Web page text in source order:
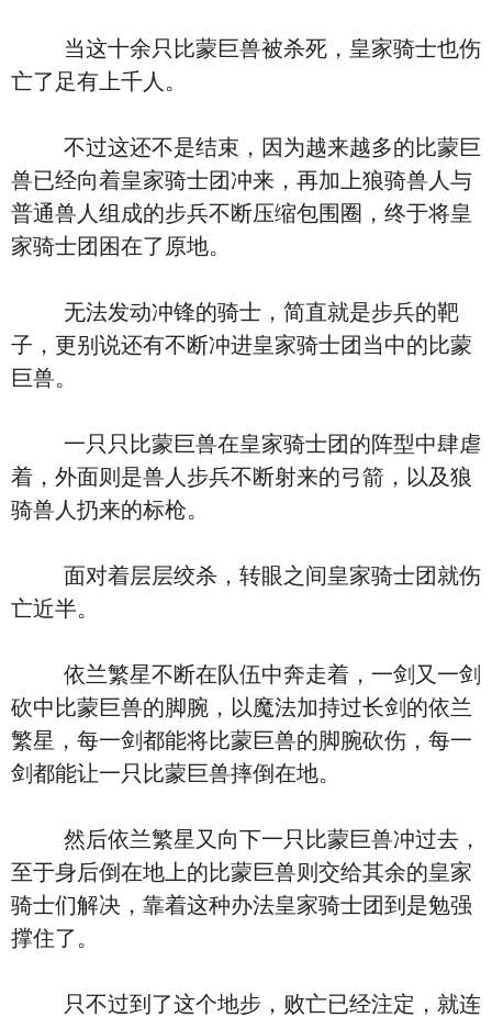
当这十余只比蒙巨兽被杀死，皇家骑士也伤
亡了足有上千人。
不过这还不是结束，因为越来越多的比蒙巨
兽已经向着皇家骑士团冲来，再加上狼骑兽人与
普通兽人组成的步兵不断压缩包围圈，终于将皇
家骑士团困在了原地。
无法发动冲锋的骑士，简直就是步兵的靶
子，更别说还有不断冲进皇家骑士团当中的比蒙
巨兽。
一只只比蒙巨兽在皇家骑士团的阵型中肆虐
着，外面则是兽人步兵不断射来的弓箭，以及狼
骑兽人扔来的标枪。
面对着层层绞杀，转眼之间皇家骑士团就伤
亡近半。
依兰繁星不断在队伍中奔走着，一剑又一剑
砍中比蒙巨兽的脚腕，以魔法加持过长剑的依兰
繁星，每一剑都能将比蒙巨兽的脚腕砍伤，每一
剑都能让一只比蒙巨兽摔倒在地。
然后依兰繁星又向下一只比蒙巨兽冲过去，
至于身后倒在地上的比蒙巨兽则交给其余的皇家
骑士们解决，靠着这种办法皇家骑士团到是勉强
撑住了。
只不过到了这个地步，败亡已经注定，就连